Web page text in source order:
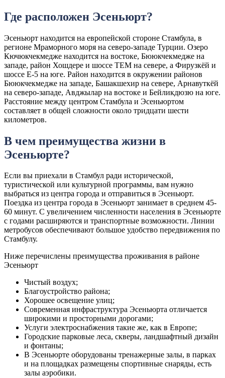
Где расположен Эсеньюрт?
Эсеньюрт находится на европейской стороне Стамбула, в
регионе Мраморного моря на северо-западе Турции. Озеро
Кючюкчекмедже находится на востоке, Бююкчекмедже на
западе, район Хошдере и шоссе ТЕМ на севере, а Фирузкёй и
шоссе Е-5 на юге. Район находится в окружении районов
Бююкчекмедже на западе, Башакшехир на севере, Арнавуткёй
на северо-западе, Авджылар на востоке и Бейликдюзю на юге.
Расстояние между центром Стамбула и Эсеньюртом
составляет в общей сложности около тридцати шести
километров.
В чем преимущества жизни в
Эсеньюрте?
Если вы приехали в Стамбул ради исторической,
туристической или культурной программы, вам нужно
выбраться из центра города и отправиться в Эсеньюрт.
Поездка из центра города в Эсеньюрт занимает в среднем 45-
60 минут. С увеличением численности населения в Эсеньюрте
с годами расширяются и транспортные возможности. Линии
метробусов обеспечивают большое удобство передвижения по
Стамбулу.
Ниже перечислены преимущества проживания в районе
Эсеньюрт
Чистый воздух;
Благоустройство района;
Хорошее освещение улиц;
Современная инфраструктура Эсеньюрта отличается
широкими и просторными дорогами;
Услуги электроснабжения такие же, как в Европе;
Городские парковые леса, скверы, ландшафтный дизайн
и фонтаны;
В Эсеньюрте оборудованы тренажерные залы, в парках
и на площадках размещены спортивные снаряды, есть
залы аэробики.